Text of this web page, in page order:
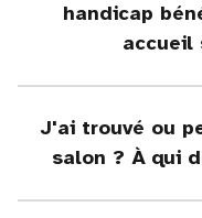
handicap
accueil
J'ai trouvé ou
salon ? À qui